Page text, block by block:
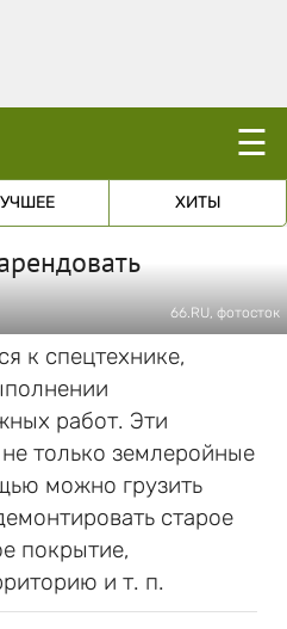
☰
ХИТЫ
66.RU, фотосток
к спецтехнике,
работ. Эти
только землеройные
можно грузить
старое
покрытие,
и т. п.